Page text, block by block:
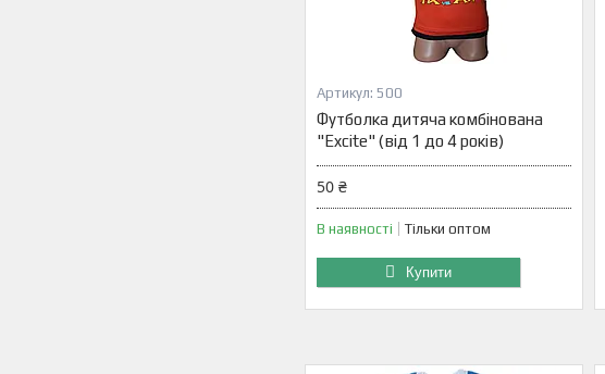
500
Футболка дитяча комбінована
"Excite" (від 1 до 4 років)
50 ₴
В наявності Тільки оптом
Купити